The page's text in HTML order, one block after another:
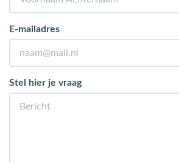
E-mailadres
Stel hier je vraag